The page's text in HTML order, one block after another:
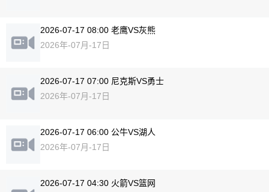
2026-07-17 08:00 老鹰VS灰熊
2026年-07月-17日
2026-07-17 07:00 尼克斯VS勇士
2026年-07月-17日
2026-07-17 06:00 公牛VS湖人
2026年-07月-17日
2026-07-17 04:30 火箭VS篮网